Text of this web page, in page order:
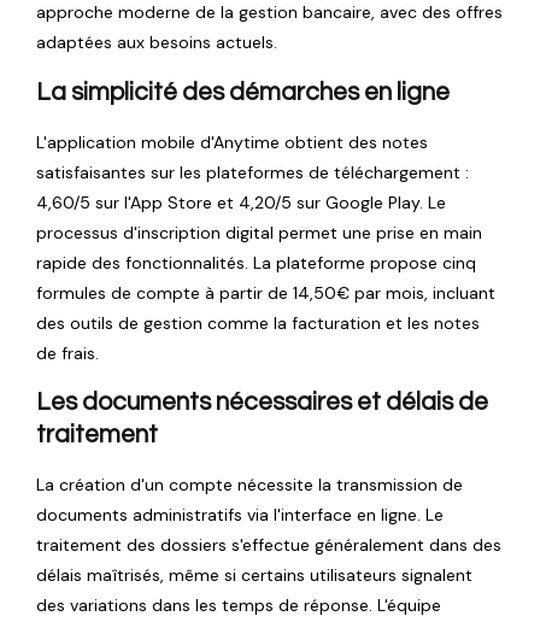
approche moderne de la gestion bancaire, avec des offres
adaptées aux besoins actuels.
La simplicité des démarches en ligne
L'application mobile d'Anytime obtient des notes
satisfaisantes sur les plateformes de téléchargement :
4,60/5 sur l'App Store et 4,20/5 sur Google Play. Le
processus d'inscription digital permet une prise en main
rapide des fonctionnalités. La plateforme propose cinq
formules de compte à partir de 14,50€ par mois, incluant
des outils de gestion comme la facturation et les notes
de frais.
Les documents nécessaires et délais de
traitement
La création d'un compte nécessite la transmission de
documents administratifs via l'interface en ligne. Le
traitement des dossiers s'effectue généralement dans des
délais maîtrisés, même si certains utilisateurs signalent
des variations dans les temps de réponse. L'équipe